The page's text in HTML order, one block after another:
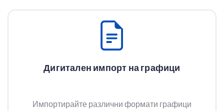
Дигитален импорт на графици
Импортирайте различни формати графици